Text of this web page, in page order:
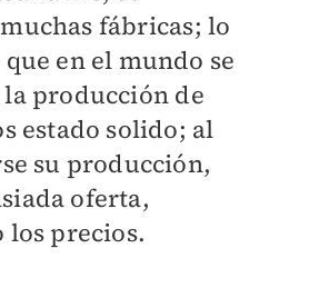
fábricas; lo
en el mundo se
producción de
estado solido; al
su producción,
oferta,
los precios.